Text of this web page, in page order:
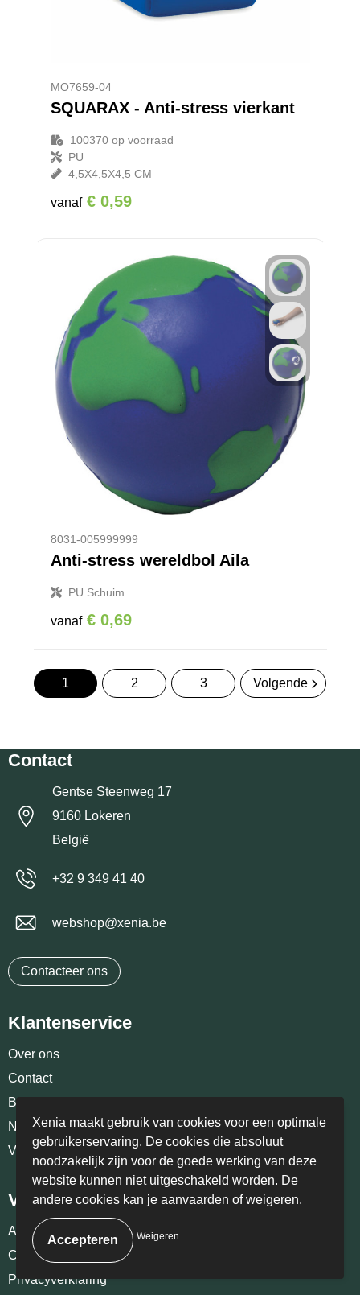
MO7659-04
SQUARAX - Anti-stress vierkant
100370op voorraad
PU
4,5X4,5X4,5 CM
vanaf € 0,59
8031-005999999
Anti-stress wereldbol Aila
PU Schuim
vanaf € 0,69
1 2 3 Volgende
Contact
Gentse Steenweg 17
9160 Lokeren
België
+32 9 349 41 40
webshop@xenia.be
Contacteer ons
Klantenservice
Over ons
Contact
Bestelling & Bezorging
Nieuwsbrief
Veelgestelde vragen
Veilig winkelen
Algemene voorwaarden
Cookiebeleid
Privacyverklaring
Xenia maakt gebruik van cookies voor een optimale
gebruikerservaring. De cookies die absoluut
noodzakelijk zijn voor de goede werking van deze
website kunnen niet uitgeschakeld worden. De
andere cookies kan je aanvaarden of weigeren.
Weigeren